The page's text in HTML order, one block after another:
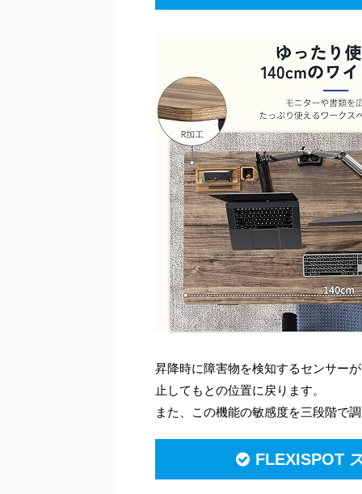
昇降時に障害物を検知するセンサー
止してもとの位置に戻ります。
また、この機能の敏感度を三段階で
FLEXISPOT